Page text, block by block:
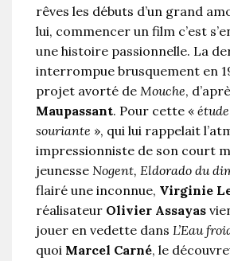
rêves les débuts d’un grand
lui, commencer un film c’est
une histoire passionnelle. La
interrompue brusquement en
projet avorté de Mouche,
Maupassant. Pour cette «
souriante », qui lui rappelait
impressionniste de son court
jeunesse Nogent, Eldorado du
flairé une inconnue, Virginie
réalisateur Olivier Assayas
jouer en vedette dans L’Eau
quoi Marcel Carné, le